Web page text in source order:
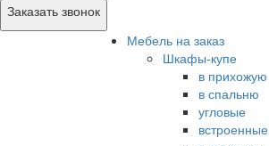
Заказать звонок
Мебель на заказ
Шкафы-купе
в прихожую
в спальню
угловые
встроенные